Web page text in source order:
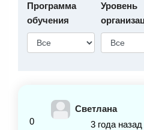
Программа
обучения
Уровень
0
Светлана
3 года назад